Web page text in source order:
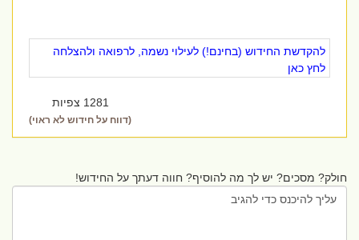
להקדשת החידוש (בחינם!) לעילוי נשמה, לרפואה ולהצלחה
לחץ כאן
1281 צפיות
(דווח על חידוש לא ראוי)
חולק? מסכים? יש לך מה להוסיף? חווה דעתך על החידוש!